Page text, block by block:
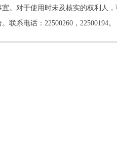
。对于使用时未及核实的权利人
系电话：22500260，22500194。